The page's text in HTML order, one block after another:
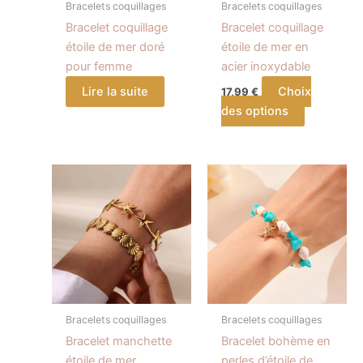
Bracelets coquillages
Bracelet coquillage
étoile de mer doré
pour femme
Lire la suite
Bracelets coquillages
Bracelet coquillage
étoile de mer en
acier inoxydable
17,99€
Choix
des options
être
choisies
sur
la
page
Bracelets coquillages
Bracelet manchette
Plage
de
prix :
Ce
produit
a
plusieurs
variations.
Les
options
être
choisies
Bracelets coquillages
Bracelet bohème en